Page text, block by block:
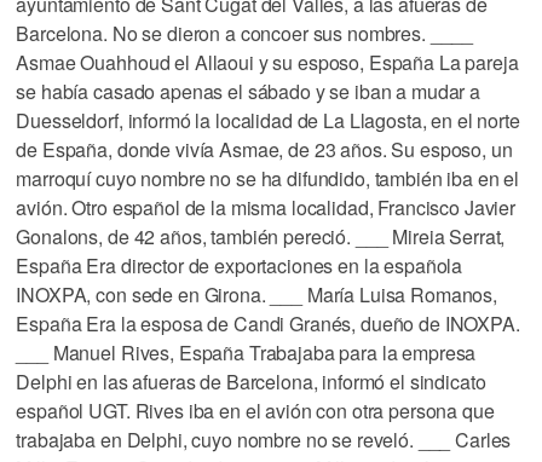
Barcelona. No se dieron a concoer sus nombres. ____
Asmae Ouahhoud el Allaoui y su esposo, España La pareja
se había casado apenas el sábado y se iban a mudar a
Duesseldorf, informó la localidad de La Llagosta, en el norte
de España, donde vivía Asmae, de 23 años. Su esposo, un
marroquí cuyo nombre no se ha difundido, también iba en el
avión. Otro español de la misma localidad, Francisco Javier
Gonalons, de 42 años, también pereció. ___ Mireia Serrat,
España Era director de exportaciones en la española
INOXPA, con sede en Girona. ___ María Luisa Romanos,
España Era la esposa de Candi Granés, dueño de INOXPA.
___ Manuel Rives, España Trabajaba para la empresa
Delphi en las afueras de Barcelona, informó el sindicato
español UGT. Rives iba en el avión con otra persona que
trabajaba en Delphi, cuyo nombre no se reveló. ___ Carles